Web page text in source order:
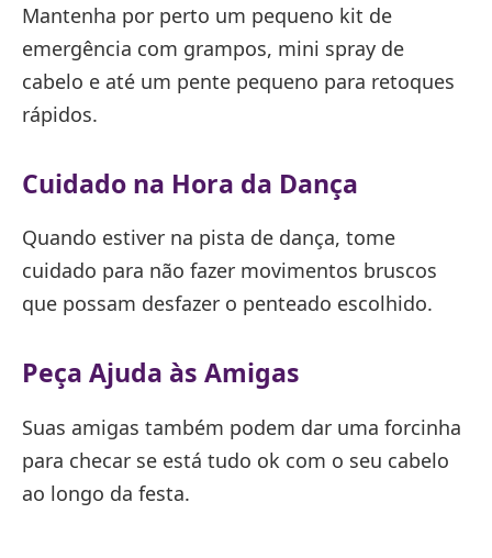
Mantenha por perto um pequeno kit de
emergência com grampos, mini spray de
cabelo e até um pente pequeno para retoques
rápidos.
Cuidado na Hora da Dança
Quando estiver na pista de dança, tome
cuidado para não fazer movimentos bruscos
que possam desfazer o penteado escolhido.
Peça Ajuda às Amigas
Suas amigas também podem dar uma forcinha
para checar se está tudo ok com o seu cabelo
ao longo da festa.